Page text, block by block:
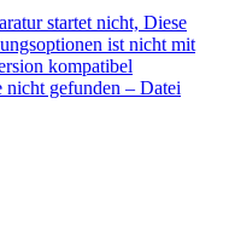
startet nicht, Diese
ist nicht mit
kompatibel
gefunden – Datei